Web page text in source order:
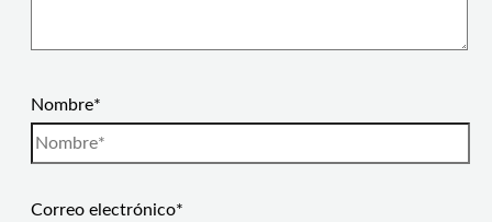
Nombre*
Correo electrónico*